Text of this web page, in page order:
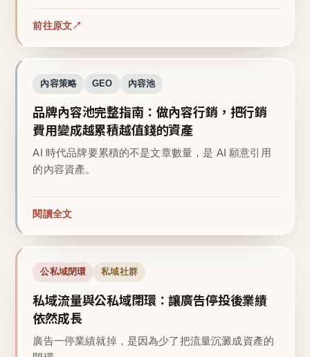
前往原文
內容策略 GEO 內容池
品牌內容池完整指南：做內容行銷，把行銷
費用變成越累積越值錢的資產
AI 時代品牌要累積的不是文章數量，是 AI 願意引用
的內容資產。
閱讀全文
公私域閉環 私域社群
私域流量與公私域閉環：讓廣告停投後業績
依然成長
廣告一停業績就掉，是因為少了把流量沉澱成資產的